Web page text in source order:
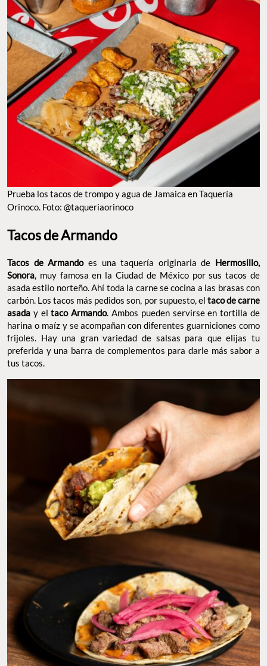
Prueba los tacos de trompo y agua de Jamaica en Taquería
Orinoco. Foto: @taqueriaorinoco
Tacos de Armando
Tacos de Armandoes una taquería originaria de Hermosillo,
Sonora, muy famosa en la Ciudad de México por sus tacos de
asada estilo norteño. Ahí toda la carne se cocina a las brasas con
carbón. Los tacos más pedidos son, por supuesto, el taco de carne
asada y eltaco Armando. Ambos pueden servirse en tortilla de
harina o maíz y se acompañan con diferentes guarniciones como
frijoles. Hay una gran variedad de salsas para que elijas tu
preferida y una barra de complementos para darle más sabor a
tus tacos.